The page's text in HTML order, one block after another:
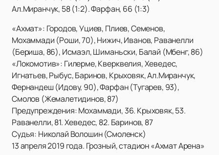
Ал.Миранчук, 58 (1:2). Фарфан, 66 (1:3)
«Ахмат»: Городов, Уциев, Плиев, Семенов,
Мохаммади (Роши, 70), Нижич, Иванов, Раванелли
(Бериша, 86), Исмаэл, Шиманьски, Балай (Мбенг, 86)
«Локомотив»: Гилерме, Кверквелия, Хеведес,
Игнатьев, Рыбус, Баринов, Крыховяк, Ал.Миранчук,
Фернандеш (Идову, 90), Фарфан (Тугарев, 93),
Смолов (Жемалетидинов, 87)
Предупреждения: Мохаммади, 36. Крыховяк, 53.
Раванелли, 81. Хеведес, 82. Баринов, 87
Судья: Николай Волошин (Смоленск)
13 апреля 2019 года. Грозный, стадион «Ахмат Арена»